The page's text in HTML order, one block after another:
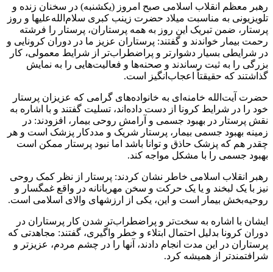
رهبر معظم انقلاب اسلامی صبح امروز (یکشنبه) در سخنان زنده و
تلویزیونی به مناسبت میلاد حضرت زینب کبری سلام‌الله‌علیها و روز
پرستار، ضمن تبریک این روز به همه پرستاران، پرستار را فرشته
رحمت بیمار خواندند و گفتند: پرستاران عزیز ما در دوران کرونایی و
در شرایطی بسیار دشوارتر و پراضطراب‌تر از شرایط معمولی، کار
بزرگی را به ثبت رساندند و صحنه‌ها و فعالیت‌هایی را به نمایش
گذاشتند که حقیقتاً اعجاب‌انگیز است.
حضرت آیت‌الله خامنه‌ای به خانواده‌های گرامی که عزیزان پرستار
خود را در شرایط کرونا از دست داده‌اند، تسلیت گفتند و با اشاره به
نقش پرستار در بهبود جسمی و آرامش روحی بیمار، افزودند: در
زمینه بهبود جسمی بیمار، پرستار شریک و مددکار پزشک است و هر
چقدر هم که پزشک حاذق و توانا باشد اما نبود پرستار ممکن است
بهبود جسمی را با مشکل مواجه کند.
رهبر انقلاب اسلامی خاطر نشان کردند: پرستار از نظر کمک روحی
نیز با یک لبخند و یا یک حرکت و سخن مهربانانه در واقع غمگسار و
روحیه‌بخش بیمار است و این، یکی از ارزشهای والای اسلامی است.
ایشان با اشاره به سخت‌تر و پراضطراب‌تر شدن کار پرستاران در
دوران کرونا بدلیل احتمال ابتلاء و خطر واگیری، گفتند: مجاهدتی که
پرستاران در این مدت انجام دادند، آنها را در چشم مردم، عزیزتر و
شرافتمندتر از همیشه کرد.